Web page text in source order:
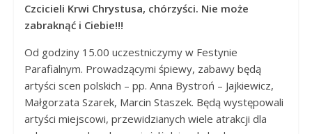
Czcicieli Krwi Chrystusa, chórzyści. Nie może
zabraknąć i Ciebie!!!
Od godziny 15.00 uczestniczymy w Festynie
Parafialnym. Prowadzącymi śpiewy, zabawy będą
artyści scen polskich – pp. Anna Bystroń – Jajkiewicz,
Małgorzata Szarek, Marcin Staszek. Będą występowali
artyści miejscowi, przewidzianych wiele atrakcji dla